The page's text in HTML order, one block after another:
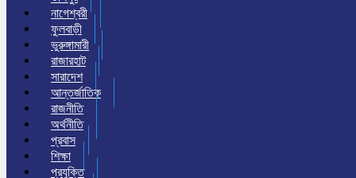
নাগেশ্বরী
ফুলবাড়ী
ভুরুঙ্গামারী
রাজারহাট
সারাদেশ
আন্তর্জাতিক
রাজনীতি
অর্থনীতি
প্রবাস
শিক্ষা
প্রযুক্তি